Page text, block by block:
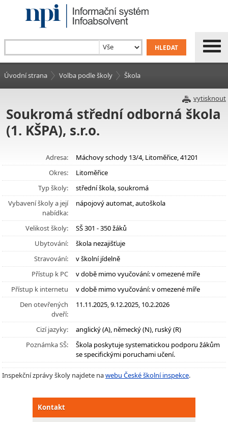
Úvodní strana Volba podle školy Škola
vytisknout
Soukromá střední odborná škola
(1. KŠPA), s.r.o.
Adresa:
Máchovy schody 13/4, Litoměřice, 41201
Okres:
Litoměřice
Typ školy:
střední škola, soukromá
Vybavení školy a její
nabídka:
nápojový automat, autoškola
Velikost školy:
SŠ 301 - 350 žáků
Ubytování:
škola nezajišťuje
Stravování:
v školní jídelně
Přístup k PC
v době mimo vyučování: v omezené míře
Přístup k internetu
v době mimo vyučování: v omezené míře
Den otevřených
dveří:
11.11.2025, 9.12.2025, 10.2.2026
Cizí jazyky:
anglický (A), německý (N), ruský (R)
Poznámka SŠ:
Škola poskytuje systematickou podporu žákům
se specifickými poruchami učení.
Inspekční zprávy školy najdete nawebu České školní inspekce.
Kontakt